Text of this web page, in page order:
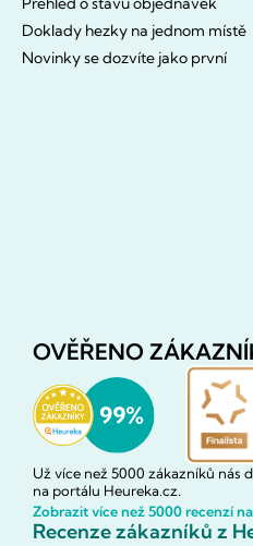
Doklady hezky na jednom místě
Novinky se dozvíte jako první
OVĚŘENO
Už více než 5000 zákazníků nás
na portálu Heureka.cz.
Zobrazit více než 5000 recenzí
Recenze zákazníků z